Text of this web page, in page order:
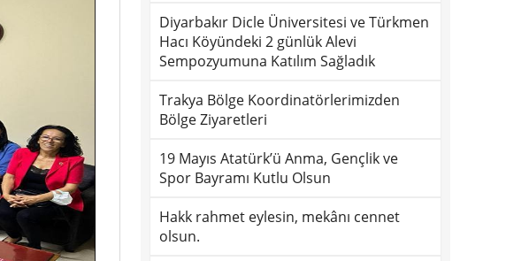
Diyarbakır Dicle Üniversitesi ve Türkmen
Hacı Köyündeki 2 günlük Alevi
Sempozyumuna Katılım Sağladık
Trakya Bölge Koordinatörlerimizden
Bölge Ziyaretleri
19 Mayıs Atatürk’ü Anma, Gençlik ve
Spor Bayramı Kutlu Olsun
Hakk rahmet eylesin, mekânı cennet
olsun.